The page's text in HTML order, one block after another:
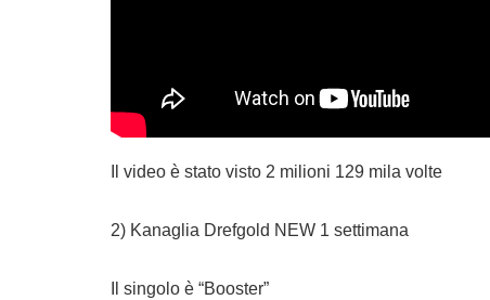
Il video è stato visto 2 milioni 129 mila volte
2) Kanaglia Drefgold NEW 1 settimana
Il singolo è “Booster”